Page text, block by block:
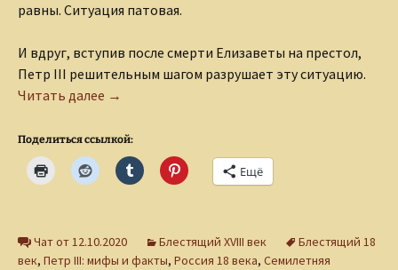
равны. Ситуация патовая.
И вдруг, вступив после смерти Елизаветы на престол,
Петр III решительным шагом разрушает эту ситуацию.
Читать далее Петр III в Семилетней войне
→
Поделиться ссылкой:
Ещё
Чат от 12.10.2020 Блестящий XVIII век
Блестящий 18
век, Петр III: мифы и факты, Россия 18 века, Семилетняя